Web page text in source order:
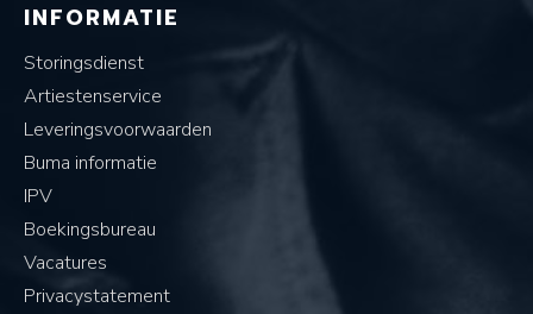
INFORMATIE
Storingsdienst
Artiestenservice
Leveringsvoorwaarden
Buma informatie
IPV
Boekingsbureau
Vacatures
Privacystatement